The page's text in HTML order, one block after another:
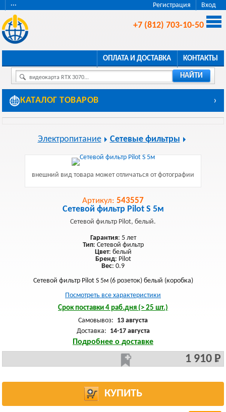
Регистрация Вход
···
+7 (812) 703-10-50
ОПЛАТА И ДОСТАВКА КОНТАКТЫ
видеокарта RTX 3070... НАЙТИ
КАТАЛОГ ТОВАРОВ ›
Электропитание Сетевые фильтры
внешний вид товара может отличаться от фотографии
Артикул: 543557
Сетевой фильтр Pilot S 5м
Сетевой фильтр Pilot, белый.
Гарантия: 5 лет
Тип: Сетевой фильтр
Цвет: белый
Бренд: Pilot
Вес: 0.9
Сетевой фильтр Pilot S 5м (6 розеток) белый (коробка)
Посмотреть все характеристики
Срок поставки 4 раб.дня (> 25 шт.)
Самовывоз: 13 августа
Доставка: 14-17 августа
Подробнее о доставке
1 910 Р
КУПИТЬ